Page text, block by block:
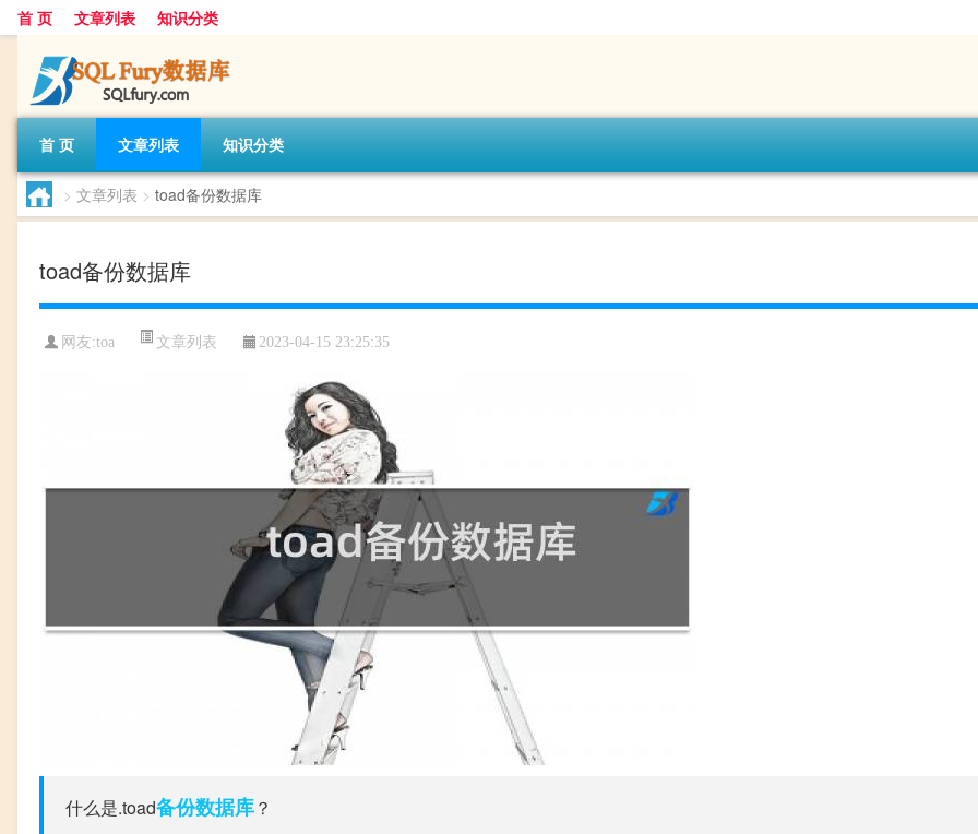
首 页 文章列表 知识分类
首 页 文章列表 知识分类
> 文章列表 > toad备份数据库
toad备份数据库
网友:toa 文章列表 2023-04-15 23:25:35
什么是.toad备份数据库？